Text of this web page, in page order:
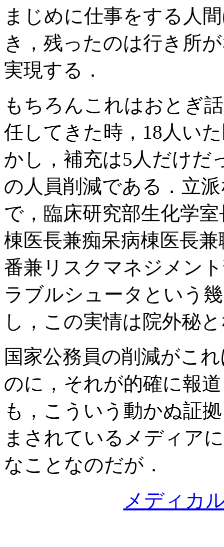
まじめに仕事をする人
き，残ったのは行き所
実現する．
もちろんこれはおとぎ
任してきた時，18人い
かし，補充は5人だけだ
の人員削減である．立
で，臨床研究部生化学
棟医長兼痴呆病棟医長
番兼リスクマネジメン
ラブルシュータという
し，この実情は院外秘
国家公務員の削減がこ
のに，それが的確に報
も，こういう動かぬ証
まされているメディア
なことなのだが．
メディカ